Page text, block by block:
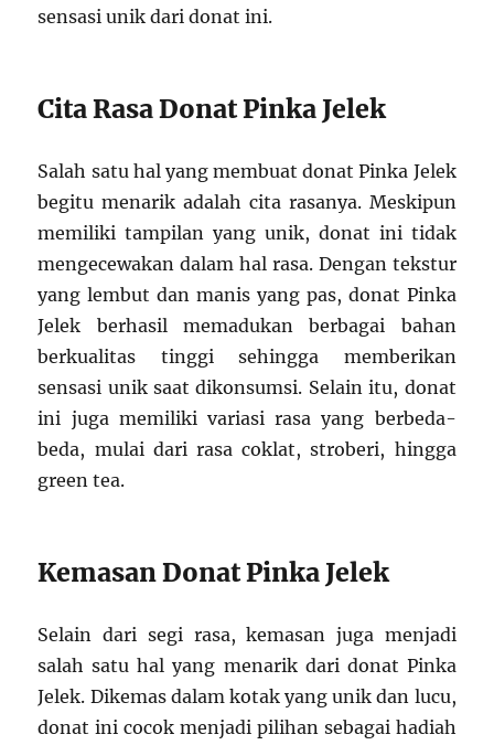
sensasi unik dari donat ini.
Cita Rasa Donat Pinka Jelek
Salah satu hal yang membuat donat Pinka Jelek
begitu menarik adalah cita rasanya. Meskipun
memiliki tampilan yang unik, donat ini tidak
mengecewakan dalam hal rasa. Dengan tekstur
yang lembut dan manis yang pas, donat Pinka
Jelek berhasil memadukan berbagai bahan
berkualitas tinggi sehingga memberikan
sensasi unik saat dikonsumsi. Selain itu, donat
ini juga memiliki variasi rasa yang berbeda-
beda, mulai dari rasa coklat, stroberi, hingga
green tea.
Kemasan Donat Pinka Jelek
Selain dari segi rasa, kemasan juga menjadi
salah satu hal yang menarik dari donat Pinka
Jelek. Dikemas dalam kotak yang unik dan lucu,
donat ini cocok menjadi pilihan sebagai hadiah